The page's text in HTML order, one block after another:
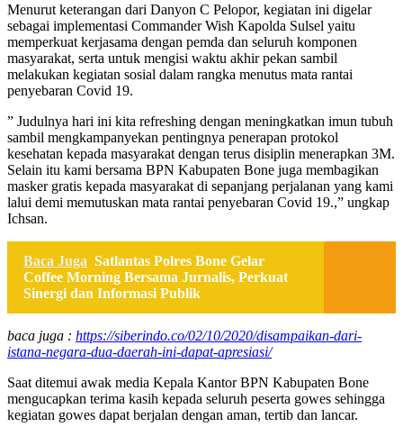
Menurut keterangan dari Danyon C Pelopor, kegiatan ini digelar
sebagai implementasi Commander Wish Kapolda Sulsel yaitu
memperkuat kerjasama dengan pemda dan seluruh komponen
masyarakat, serta untuk mengisi waktu akhir pekan sambil
melakukan kegiatan sosial dalam rangka menutus mata rantai
penyebaran Covid 19.
” Judulnya hari ini kita refreshing dengan meningkatkan imun tubuh
sambil mengkampanyekan pentingnya penerapan protokol
kesehatan kepada masyarakat dengan terus disiplin menerapkan 3M.
Selain itu kami bersama BPN Kabupaten Bone juga membagikan
masker gratis kepada masyarakat di sepanjang perjalanan yang kami
lalui demi memutuskan mata rantai penyebaran Covid 19.,” ungkap
Ichsan.
Baca Juga Satlantas Polres Bone Gelar
Coffee Morning Bersama Jurnalis, Perkuat
Sinergi dan Informasi Publik
baca juga : https://siberindo.co/02/10/2020/disampaikan-dari-
istana-negara-dua-daerah-ini-dapat-apresiasi/
Saat ditemui awak media Kepala Kantor BPN Kabupaten Bone
mengucapkan terima kasih kepada seluruh peserta gowes sehingga
kegiatan gowes dapat berjalan dengan aman, tertib dan lancar.